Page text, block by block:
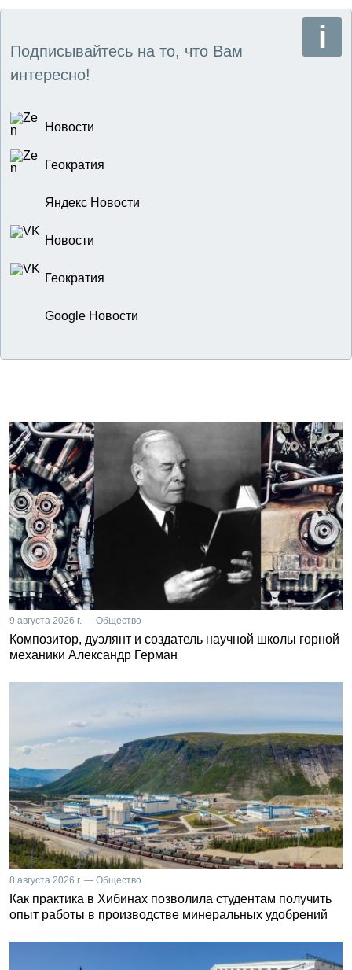
Подписывайтесь на то, что Вам
интересно!
Новости
Геократия
Яндекс Новости
Новости
Геократия
Google Новости
9 августа 2026 г. — Общество
Композитор, дуэлянт и создатель научной школы горной
механики Александр Герман
8 августа 2026 г. — Общество
Как практика в Хибинах позволила студентам получить
опыт работы в производстве минеральных удобрений